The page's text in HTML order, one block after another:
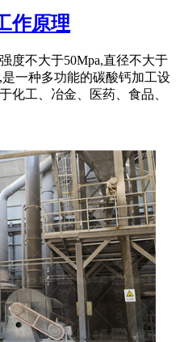
作原理
度不大于50Mpa,直径不大于
一种多功能的碳酸钙加工设
化工、冶金、医药、食品、